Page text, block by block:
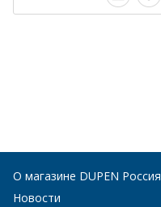
О магазине DUPEN Россия
Новости